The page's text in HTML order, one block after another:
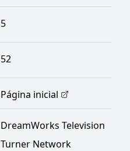
5
52
Página inicial
DreamWorks Television
Turner Network